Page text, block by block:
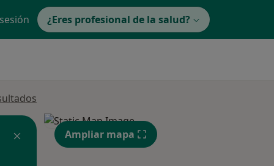
¿Eres profesional de la salud?
Ampliar mapa